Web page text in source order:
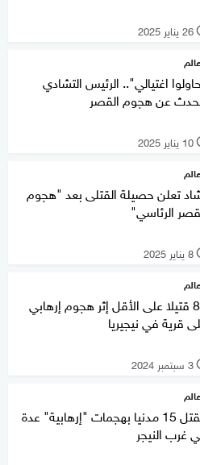
26 يناير 2025
عالم
اغتيالي".. الرئيس التشادي
عن هجوم القصر
10 يناير 2025
عالم
تعلن حصيلة القتلى بعد "هجوم
الرئاسي"
8 يناير 2025
عالم
81 قتيلا على الأقل إثر هجوم إرهابي
قرية في نيجيريا
3 سبتمبر 2024
عالم
مقتل 15 مدنيا بهجمات "إرهابية" عدة
غرب النيجر